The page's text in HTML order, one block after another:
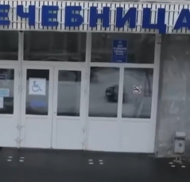
Исторические
архитектуры
высокие потолки,
уникальные
и часы